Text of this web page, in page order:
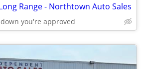
Range - Northtown Auto Sales
you're approved